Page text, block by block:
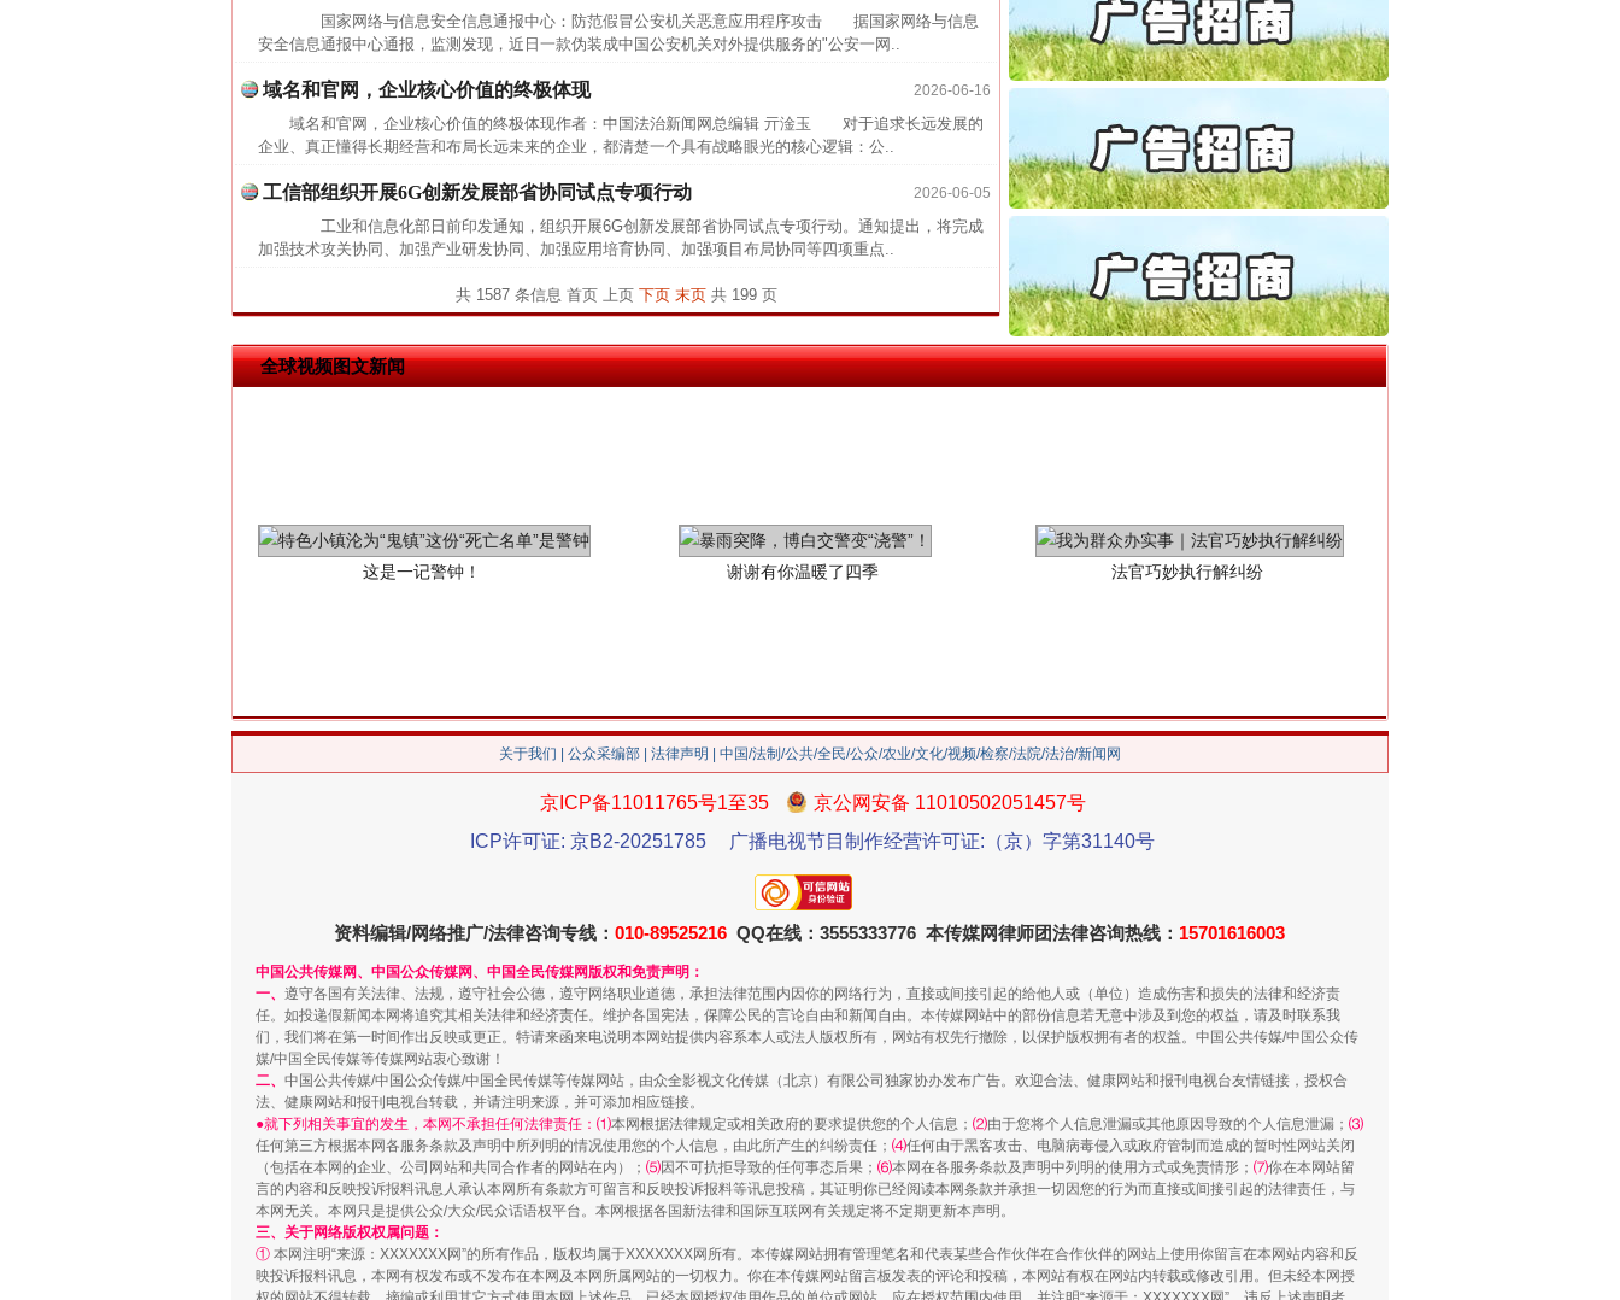
国家网络与信息安全信息通报中心：防范假冒公安机关恶意应用程序攻击 据国家网络与信息
安全信息通报中心通报，监测发现，近日一款伪装成中国公安机关对外提供服务的"公安一网..
2026-06-16
域名和官网，企业核心价值的终极体现
域名和官网，企业核心价值的终极体现作者：中国法治新闻网总编辑 亓淦玉 对于追求长远发展的
企业、真正懂得长期经营和布局长远未来的企业，都清楚一个具有战略眼光的核心逻辑：公..
2026-06-05
工信部组织开展6G创新发展部省协同试点专项行动
工业和信息化部日前印发通知，组织开展6G创新发展部省协同试点专项行动。通知提出，将完成
加强技术攻关协同、加强产业研发协同、加强应用培育协同、加强项目布局协同等四项重点..
共 1587 条信息 首页 上页 下页 末页共 199 页
一纸欠条伤亲情 巡回调解促和..
26万保费，离婚时为何要分走一..
传销头目出狱后办书院暴力管教..
四川省公安厅征集新型黑恶违法..
中方对6家美国实体采取反制措..
官方通报西安赛格商场坠亡事件
从“无产可执”到“全额执行”
最高检抗诉的疑难复杂刑事案件
事故致5死1伤，四川省安委会挂..
全球视频图文新闻
网上购药对药下症？
茶叶“炒上天”
这是一记警钟！ 谢谢有你温暖了四季 法官巧妙执行解纠纷
习近平的博鳌关键词
魏明亮严重违纪违法案透视
千亩耕地变“别墅”
关于我们 公众采编部 法律声明 | 中国/法制/公共/全民/公众/农业/文化/视频/检察/法院/法治/新闻网
京ICP备11011765号1至35
京公网安备 11010502051457号
ICP许可证: 京B2-20251785
广播电视节目制作经营许可证:（京）字第31140号
资料编辑/网络推广/法律咨询专线： 010-89525216 QQ在线：3555333776 本传媒网律师团法律咨询热线： 15701616003
中国公共传媒网、中国公众传媒网、中国全民传媒网版权和免责声明：
一、 遵守各国有关法律、法规，遵守社会公德，遵守网络职业道德，承担法律范围内因你的网络行为，直接或间接引起的给他人或（单位）造成伤害和损失的法律和经济责
任。如投递假新闻本网将追究其相关法律和经济责任。维护各国宪法，保障公民的言论自由和新闻自由。本传媒网站中的部份信息若无意中涉及到您的权益，请及时联系我
们，我们将在第一时间作出反映或更正。特请来函来电说明本网站提供内容系本人或法人版权所有，网站有权先行撤除，以保护版权拥有者的权益。中国公共传媒/中国公众传
媒/中国全民传媒等传媒网站衷心致谢！
二、 中国公共传媒/中国公众传媒/中国全民传媒等传媒网站，由众全影视文化传媒（北京）有限公司独家协办发布广告。欢迎合法、健康网站和报刊电视台友情链接，授权合
法、健康网站和报刊电视台转载，并请注明来源，并可添加相应链接。
●就下列相关事宜的发生，本网不承担任何法律责任：⑴本网根据法律规定或相关政府的要求提供您的个人信息； ⑵由于您将个人信息泄漏或其他原因导致的个人信息泄漏； ⑶
任何第三方根据本网各服务条款及声明中所列明的情况使用您的个人信息，由此所产生的纠纷责任； ⑷任何由于黑客攻击、电脑病毒侵入或政府管制而造成的暂时性网站关闭
（包括在本网的企业、公司网站和共同合作者的网站在内）； ⑸因不可抗拒导致的任何事态后果； ⑹本网在各服务条款及声明中列明的使用方式或免责情形； ⑺你在本网站留
言的内容和反映投诉报料讯息人承认本网所有条款方可留言和反映投诉报料等讯息投稿，其证明你已经阅读本网条款并承担一切因您的行为而直接或间接引起的法律责任，与
本网无关。本网只是提供公众/大众/民众话语权平台。本网根据各国新法律和国际互联网有关规定将不定期更新本声明。
三、关于网络版权权属问题：
① 本网注明“来源：XXXXXXX网”的所有作品，版权均属于XXXXXXX网所有。本传媒网站拥有管理笔名和代表某些合作伙伴在合作伙伴的网站上使用你留言在本网站内容和反
映投诉报料讯息，本网有权发布或不发布在本网及本网所属网站的一切权力。你在本传媒网站留言板发表的评论和投稿，本网站有权在网站内转载或修改引用。但未经本网授